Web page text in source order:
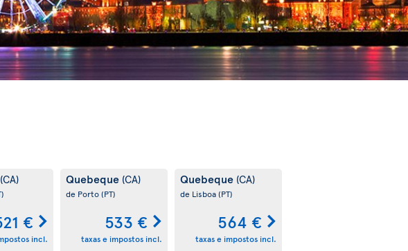
(CA)
€
incl.
Quebeque (CA)
de Porto(PT)
533 €
taxas e impostos incl.
Quebeque (CA)
de Lisboa(PT)
564 €
taxas e impostos incl.